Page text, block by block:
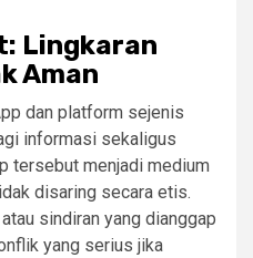
Lingkaran
Aman
dan platform sejenis
informasi sekaligus
tersebut menjadi medium
disaring secara etis.
atau sindiran yang dianggap
yang serius jika